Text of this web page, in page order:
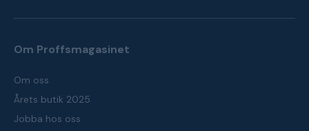
Om Proffsmagasinet
Om oss
Årets butik 2025
Jobba hos oss